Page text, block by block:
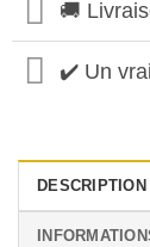
🚚
✔️ Un
DESCRIPTION